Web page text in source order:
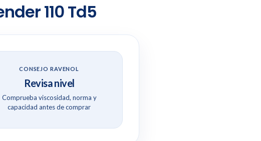
110 Td5
CONSEJO RAVENOL
Revisa nivel
Comprueba viscosidad, norma y
capacidad antes de comprar